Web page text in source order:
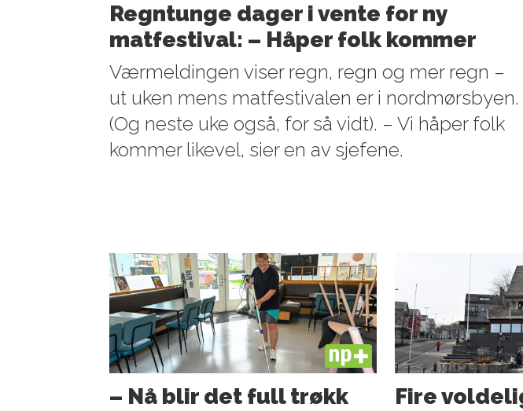
Regntunge dager i vente for ny
matfestival: – Håper folk kommer
Værmeldingen viser regn, regn og mer regn –
ut uken mens matfestivalen er i nordmørsbyen.
(Og neste uke også, for så vidt). – Vi håper folk
kommer likevel, sier en av sjefene.
PLUS
– Nå blir det full trøkk
Fire